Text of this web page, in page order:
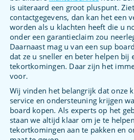
is uiteraard een groot pluspunt.
contactgegevens, dan kan het een
worden als u klachten heeft die u
onder een garantieclaim zou
Daarnaast mag u van een sup
dat ze u sneller en beter helpen bij
tekortkomingen. Daar zijn het
voor.
Wij vinden het belangrijk dat onze
service en ondersteuning krijgen
board kopen. Als experts op het
staan we altijd klaar om je te
tekortkomingen aan te pakken en